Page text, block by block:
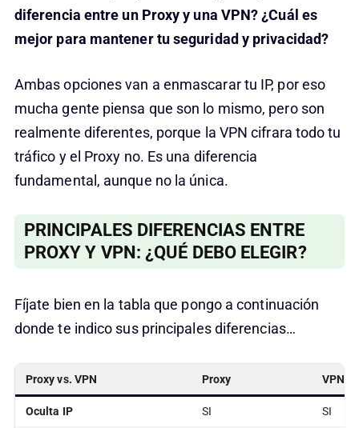
diferencia entre un Proxy y una VPN? ¿Cuál es
mejor para mantener tu seguridad y privacidad?
Ambas opciones van a enmascarar tu IP, por eso
mucha gente piensa que son lo mismo, pero son
realmente diferentes, porque la VPN cifrara todo tu
tráfico y el Proxy no. Es una diferencia
fundamental, aunque no la única.
PRINCIPALES DIFERENCIAS ENTRE
PROXY Y VPN: ¿QUÉ DEBO ELEGIR?
Fíjate bien en la tabla que pongo a continuación
donde te indico sus principales diferencias…
Proxy vs. VPN Proxy VPN
Oculta IP SI SI